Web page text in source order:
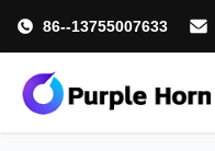
86--13755007633